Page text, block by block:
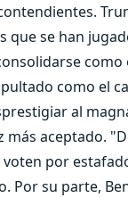
que se han
como el
al
aceptado.
por
su parte,